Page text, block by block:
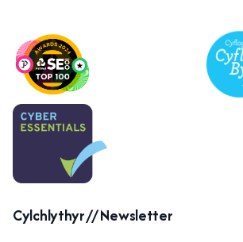
Cylchlythyr // Newsletter